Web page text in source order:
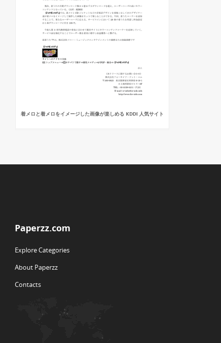
着メロと着メロをイメージした画像が楽しめる KDDI 人気サイト
Paperzz.com
Explore Categories
About Paperzz
Contacts